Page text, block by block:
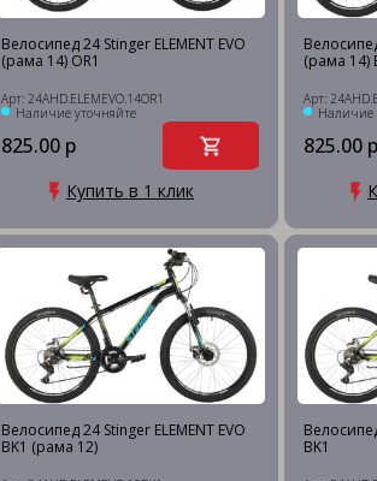
Велосипед 24 Stinger ELEMENT EVO
(рама 14) OR1
Арт: 24AHD.ELEMEVO.14OR1
Наличие уточняйте
825.00 р
Купить в 1 клик
(рама 14)
Арт:
Наличие
825.00 р
Велосипед 24 Stinger ELEMENT EVO
BK1 (рама 12)
BK1